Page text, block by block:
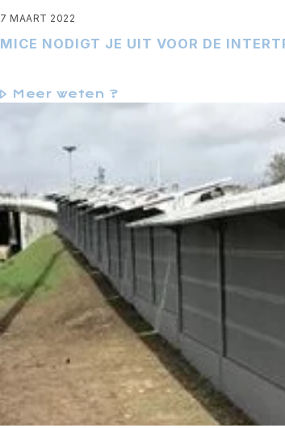
7 MAART 2022
MICE NODIGT JE UIT VOOR DE
Meer weten ?